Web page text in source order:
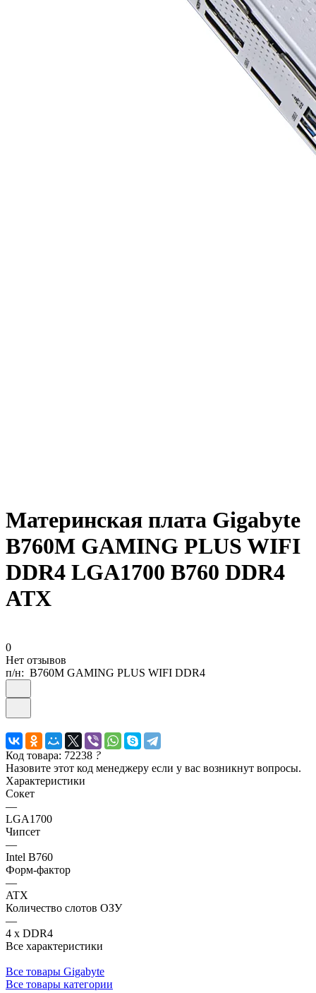
Материнская плата Gigabyte
B760M GAMING PLUS WIFI
DDR4 LGA1700 B760 DDR4
ATX
0
Нет отзывов
п/н: B760M GAMING PLUS WIFI DDR4
Код товара: 72238 ?
Назовите этот код менеджеру если у вас возникнут вопросы.
Характеристики
Сокет
—
LGA1700
Чипсет
—
Intel B760
Форм-фактор
—
ATX
Количество слотов ОЗУ
—
4 x DDR4
Все характеристики
Все товары Gigabyte
Все товары категории